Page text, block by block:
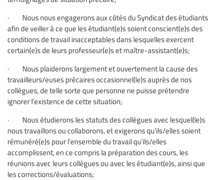
· Nous nous engagerons aux côtés du Syndicat des étudiants
afin de veiller à ce que les étudiant(e)s soient conscient(e)s des
conditions de travail inacceptables dans lesquelles exercent
certain(e)s de leurs professeur(e)s et maître-assistant(e)s;
· Nous plaiderons largement et ouvertement la cause des
travailleurs/euses précaires occasionnel(le)s auprès de nos
collègues, de telle sorte que personne ne puisse prétendre
ignorer l’existence de cette situation;
· Nous étudierons les statuts des collègues avec lesquel(le)s
nous travaillons ou collaborons, et exigerons qu’ils/elles soient
rémunéré(e)s pour l’ensemble du travail qu’ils/elles
accomplissent, en ce compris la préparation des cours, les
réunions avec leurs collègues ou avec les étudiant(e)s, ainsi que
les corrections/évaluations;